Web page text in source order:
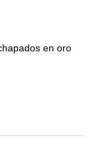
en oro